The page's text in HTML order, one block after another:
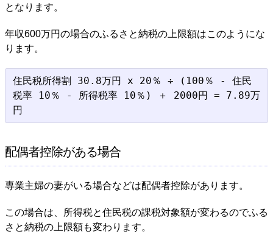
となります。
年収600万円の場合のふるさと納税の上限額はこのようにな
ります。
住民税所得割 30.8万円 x 20％ ÷ (100％ - 住民
税率 10％ - 所得税率 10％) ＋ 2000円 = 7.89万
配偶者控除がある場合
専業主婦の妻がいる場合などは配偶者控除があります。
この場合は、所得税と住民税の課税対象額が変わるのでふる
さと納税の上限額も変わります。